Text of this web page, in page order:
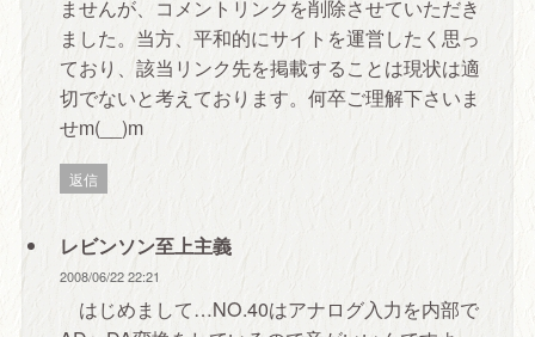
ませんが、コメントリンクを削除させていただき
ました。当方、平和的にサイトを運営したく思っ
ており、該当リンク先を掲載することは現状は適
切でないと考えております。何卒ご理解下さいま
せm(__)m
返信
レビンソン至上主義
2008/06/22 22:21
はじめまして…NO.40はアナログ入力を内部で